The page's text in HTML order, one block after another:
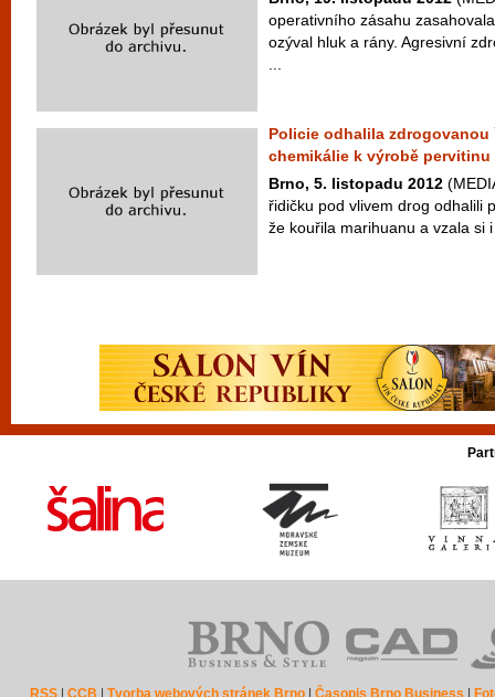
operativního zásahu
ozýval hluk a rány. Agresivní
Policie odhalila
chemikálie k výrobě pervitinu
Brno, 5. listopadu 2012
řidičku pod vlivem drog odhalili
že kouřila marihuanu a vzala si
RSS |CCB |Tvorba webových stránek Brno |Časopis Brno Business